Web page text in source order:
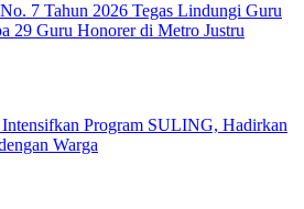
7 Tahun 2026 Tegas Lindungi Guru
29 Guru Honorer di Metro Justru
Program SULING, Hadirkan
Warga